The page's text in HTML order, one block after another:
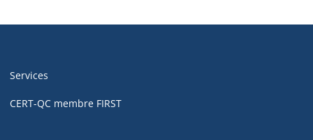
de
pied
de
Services
CERT-QC membre FIRST